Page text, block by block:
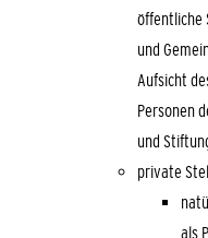
öffentliche
und
Aufsicht
Personen
und
private
als